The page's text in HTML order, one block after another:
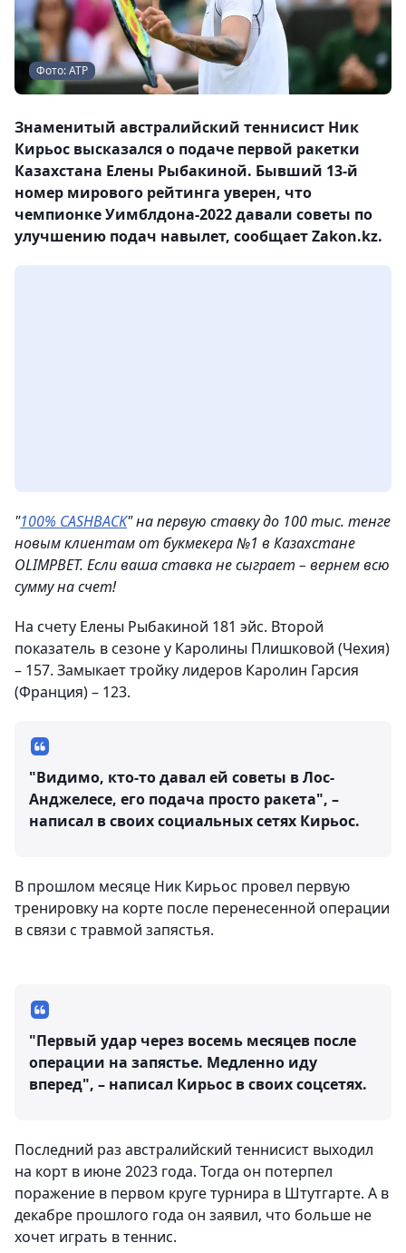
Фото: АТР
Знаменитый австралийский теннисист Ник
Кирьос высказался о подаче первой ракетки
Казахстана Елены Рыбакиной. Бывший 13-й
номер мирового рейтинга уверен, что
чемпионке Уимблдона-2022 давали советы по
улучшению подач навылет, сообщает Zakon.kz.
"100% CASHBACK" на первую ставку до 100 тыс. тенге
новым клиентам от букмекера №1 в Казахстане
OLIMPBET. Если ваша ставка не сыграет – вернем всю
сумму на счет!
На счету Елены Рыбакиной 181 эйс. Второй
показатель в сезоне у Каролины Плишковой (Чехия)
– 157. Замыкает тройку лидеров Каролин Гарсия
(Франция) – 123.
"Видимо, кто-то давал ей советы в Лос-
Анджелесе, его подача просто ракета", –
написал в своих социальных сетях Кирьос.
В прошлом месяце Ник Кирьос провел первую
тренировку на корте после перенесенной операции
в связи с травмой запястья.
"Первый удар через восемь месяцев после
операции на запястье. Медленно иду
вперед", – написал Кирьос в своих соцсетях.
Последний раз австралийский теннисист выходил
на корт в июне 2023 года. Тогда он потерпел
поражение в первом круге турнира в Штутгарте. А в
декабре прошлого года он заявил, что больше не
хочет играть в теннис.